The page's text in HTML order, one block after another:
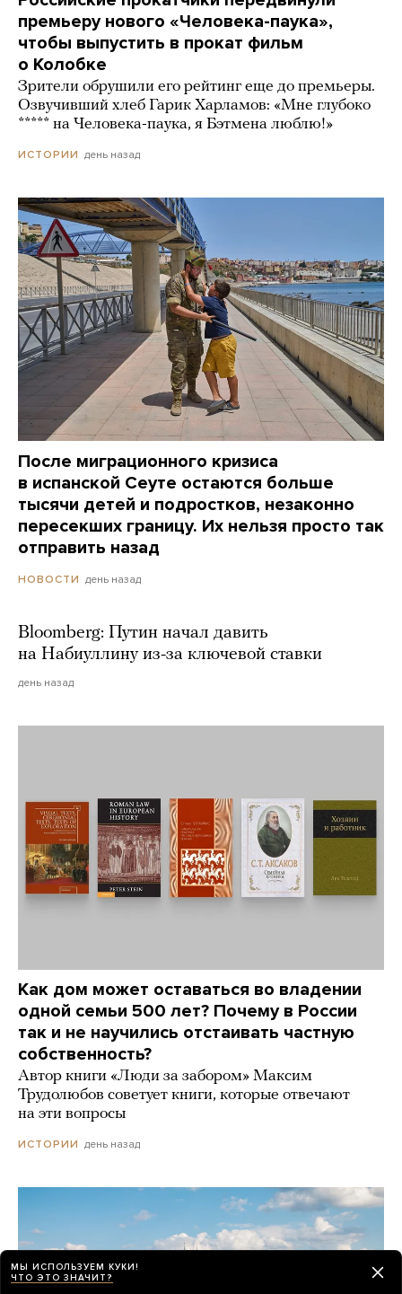
премьеру нового «Человека-паука»,
чтобы выпустить в прокат фильм
о Колобке
Зрители обрушили его рейтинг еще до премьеры.
Озвучивший хлеб Гарик Харламов: «Мне глубоко
***** на Человека-паука, я Бэтмена люблю!»
ИСТОРИИ день назад
После миграционного кризиса
в испанской Сеуте остаются больше
тысячи детей и подростков, незаконно
пересекших границу. Их нельзя просто так
отправить назад
НОВОСТИ день назад
Bloomberg: Путин начал давить
на Набиуллину из-за ключевой ставки
день назад
Как дом может оставаться во владении
одной семьи 500 лет? Почему в России
так и не научились отстаивать частную
собственность?
Автор книги «Люди за забором» Максим
Трудолюбов советует книги, которые отвечают
на эти вопросы
ИСТОРИИ день назад
МЫ ИСПОЛЬЗУЕМ КУКИ!
ЧТО ЭТО ЗНАЧИТ?